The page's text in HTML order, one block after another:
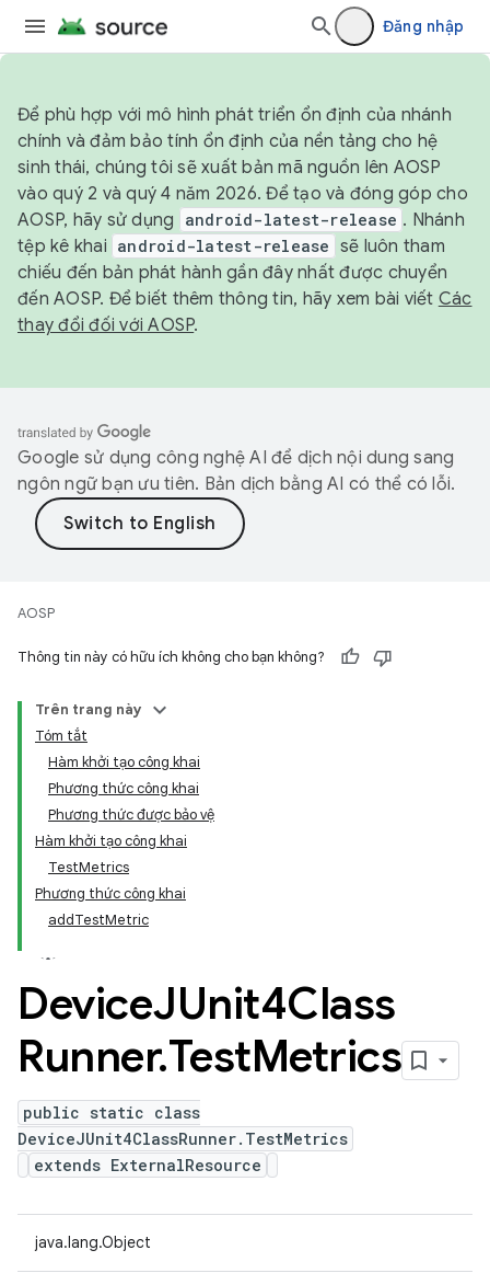
Đăng nhập
Để phù hợp với mô hình phát triển ổn định của nhánh
chính và đảm bảo tính ổn định của nền tảng cho hệ
sinh thái, chúng tôi sẽ xuất bản mã nguồn lên AOSP
vào quý 2 và quý 4 năm 2026. Để tạo và đóng góp cho
AOSP, hãy sử dụng
android-latest-release . Nhánh
tệp kê khai android-latest-release sẽ luôn tham
chiếu đến bản phát hành gần đây nhất được chuyển
đến AOSP. Để biết thêm thông tin, hãy xem bài viết Các
thay đổi đối với AOSP.
Google sử dụng công nghệ AI để dịch nội dung sang
ngôn ngữ bạn ưu tiên. Bản dịch bằng AI có thể có lỗi.
AOSP
Thông tin này có hữu ích không cho bạn không?
Trên trang này
Tóm tắt
Hàm khởi tạo công khai
Phương thức công khai
Phương thức được bảo vệ
Hàm khởi tạo công khai
TestMetrics
Phương thức công khai
addTestMetric
DeviceJUnit4Class
Runner.TestMetrics
public static class
DeviceJUnit4ClassRunner.TestMetrics
extends ExternalResource
java.lang.Object